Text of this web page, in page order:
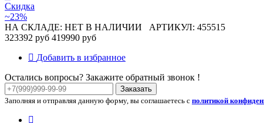
Скидка
~23%
НА СКЛАДЕ: НЕТ В НАЛИЧИИ АРТИКУЛ: 455515
323392 руб 419990 руб
Добавить в избранное
Остались вопросы? Закажите обратный звонок !
Заказать
Заполняя и отправляя данную форму, вы соглашаетесь с политикой